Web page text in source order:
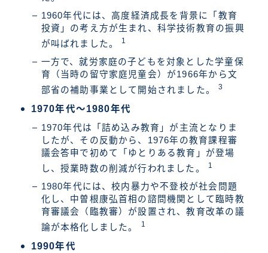
1960年代には、高度経済成長を背景に「教育
投資」の考え方が生まれ、科学技術教育の振興
が叫ばれました。
1
一方で、就労家庭の子どもを対象とした学童保
育（当時の留守家庭児童会）が1966年から文
部省の補助事業として開始されました。3
1970年代～1980年代
1970年代は「詰め込み教育」が主流となりま
したが、その反動から、1976年の教育課程審
議会答申で初めて「ゆとりある教育」が登場
し、授業時数の削減が行われました。
1
1980年代には、校内暴力や不登校が社会問題
化し、中曽根康弘首相の諮問機関として臨時教
育審議会（臨教審）が設置され、教育改革の議
論が本格化しました。
1
1990年代